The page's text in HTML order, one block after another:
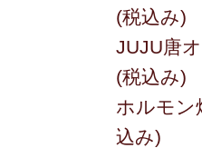
(税込み)
JUJU唐
(税込み)
ホルモン
込み)